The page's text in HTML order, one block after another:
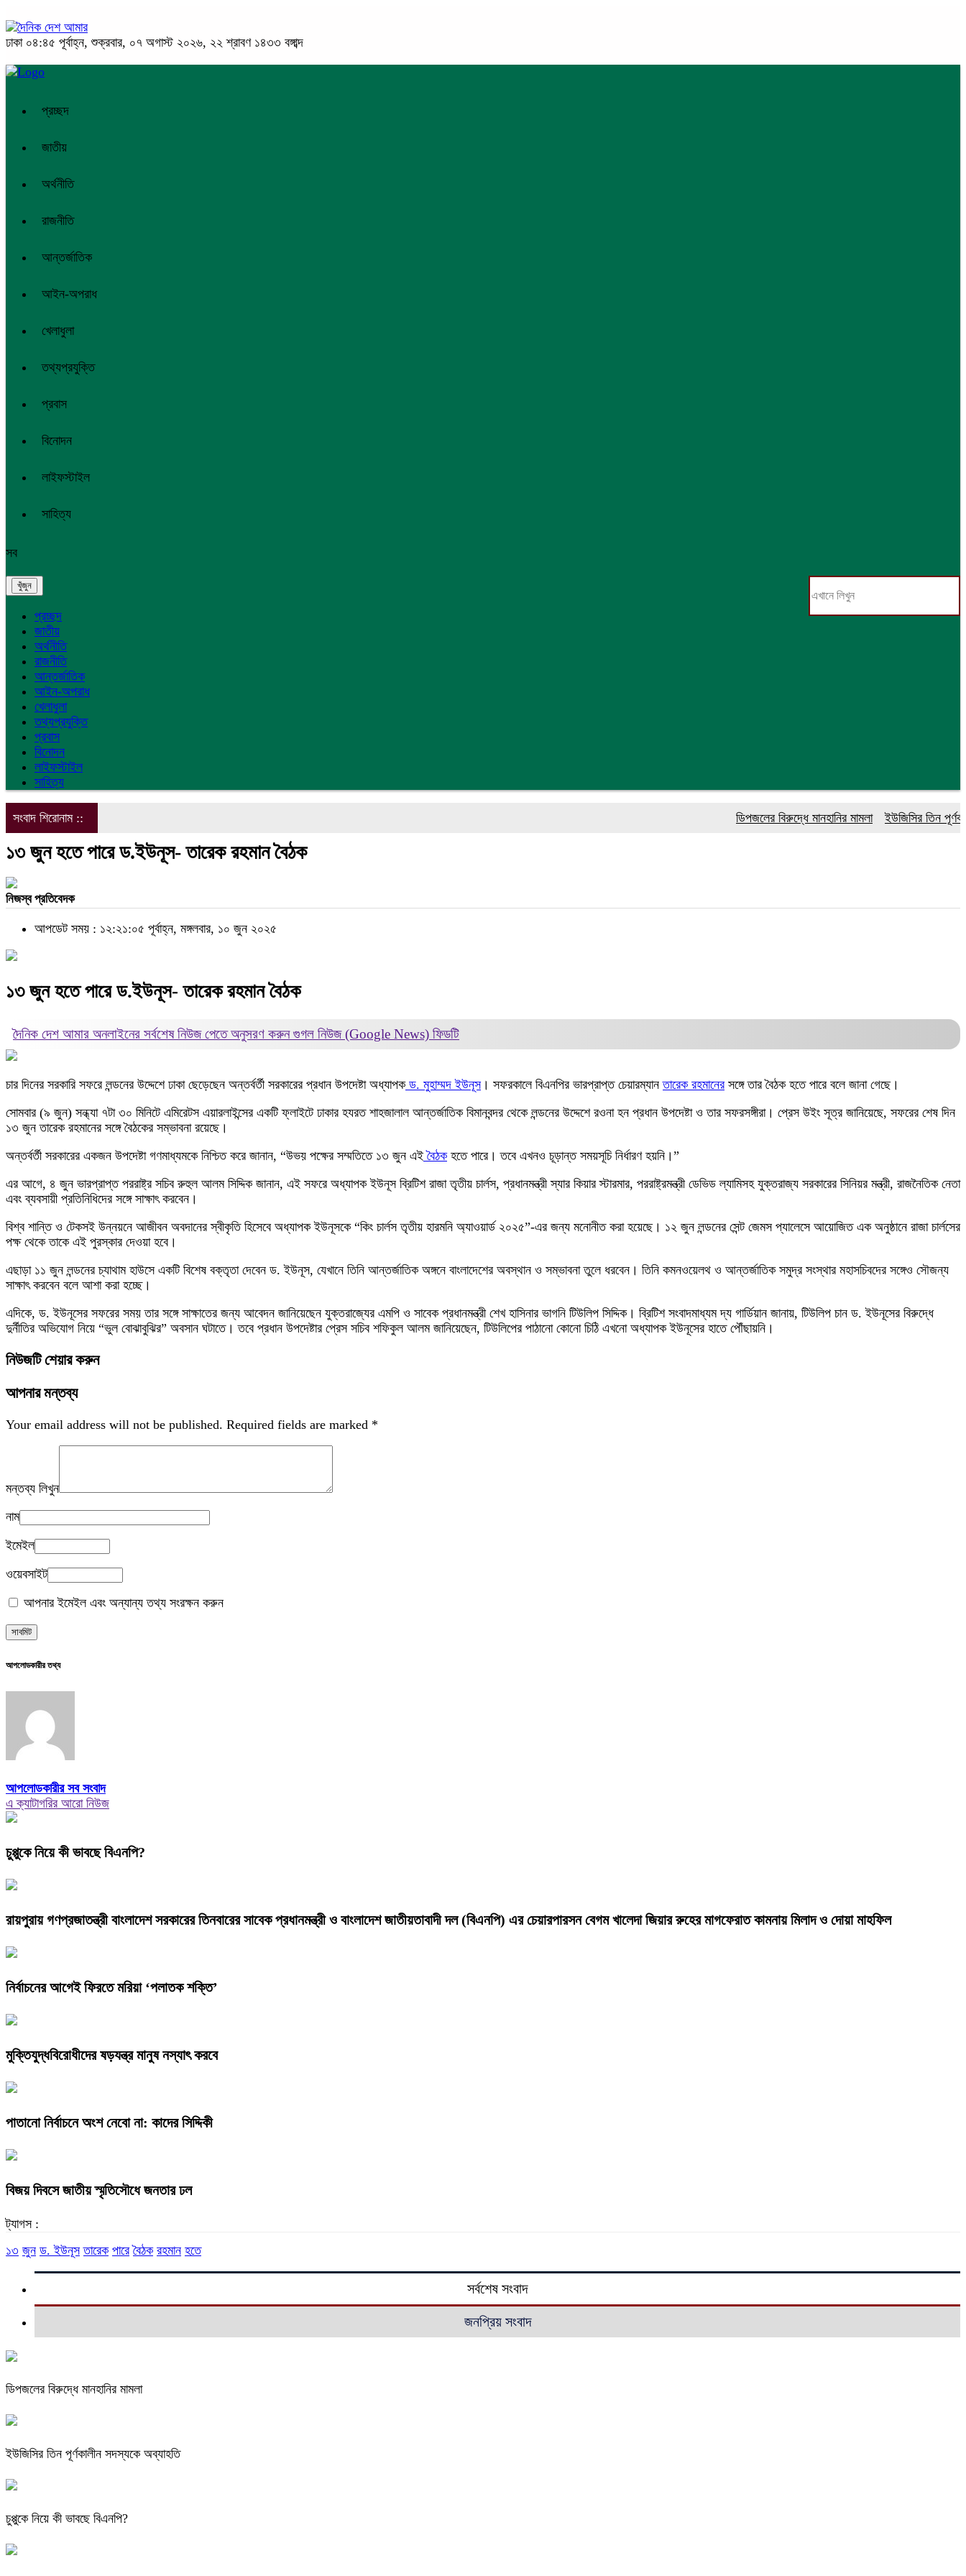
ঢাকা ০৪:৪৫ পূর্বাহ্ন, শুক্রবার, ০৭ অগাস্ট ২০২৬, ২২ শ্রাবণ ১৪৩৩ বঙ্গাব্দ
প্রচ্ছদ
জাতীয়
অর্থনীতি
রাজনীতি
আন্তর্জাতিক
আইন-অপরাধ
খেলাধুলা
তথ্যপ্রযুক্তি
প্রবাস
বিনোদন
লাইফস্টাইল
সাহিত্য
সব
প্রচ্ছদ
জাতীয়
অর্থনীতি
রাজনীতি
আন্তর্জাতিক
আইন-অপরাধ
খেলাধুলা
তথ্যপ্রযুক্তি
প্রবাস
বিনোদন
লাইফস্টাইল
সাহিত্য
সংবাদ শিরোনাম :: ডিপজলের বিরুদ্ধে মানহানির মামলা ইউজিসির তিন পূর্ণকালীন
১৩ জুন হতে পারে ড.ইউনূস- তারেক রহমান বৈঠক
নিজস্ব প্রতিবেদক
আপডেট সময় : ১২:২১:০৫ পূর্বাহ্ন, মঙ্গলবার, ১০ জুন ২০২৫
১৩ জুন হতে পারে ড.ইউনূস- তারেক রহমান বৈঠক
দৈনিক দেশ আমার অনলাইনের সর্বশেষ নিউজ পেতে অনুসরণ করুনগুগল নিউজ (Google News) ফিডটি
চার দিনের সরকারি সফরে লন্ডনের উদ্দেশে ঢাকা ছেড়েছেন অন্তর্বর্তী সরকারের প্রধান উপদেষ্টা অধ্যাপকড. মুহাম্মদ ইউনূস। সফরকালে বিএনপির ভারপ্রাপ্ত চেয়ারম্যানতারেক রহমানেরসঙ্গে তার বৈঠক হতে পারে বলে জানা গেছে।
সোমবার (৯ জুন) সন্ধ্যা ৭টা ৩০ মিনিটে এমিরেটস এয়ারলাইন্সের একটি ফ্লাইটে ঢাকার হযরত শাহজালাল আন্তর্জাতিক বিমানবন্দর থেকে লন্ডনের উদ্দেশে রওনা হন প্রধান উপদেষ্টা ও তার সফরসঙ্গীরা। প্রেস উইং সূত্র জানিয়েছে, সফরের শেষ দিন
১৩ জুন তারেক রহমানের সঙ্গে বৈঠকের সম্ভাবনা রয়েছে।
অন্তর্বর্তী সরকারের একজন উপদেষ্টা গণমাধ্যমকে নিশ্চিত করে জানান, “উভয় পক্ষের সম্মতিতে ১৩ জুন এইবৈঠকহতে পারে। তবে এখনও চূড়ান্ত সময়সূচি নির্ধারণ হয়নি।”
এর আগে, ৪ জুন ভারপ্রাপ্ত পররাষ্ট্র সচিব রুহুল আলম সিদ্দিক জানান, এই সফরে অধ্যাপক ইউনূস ব্রিটিশ রাজা তৃতীয় চার্লস, প্রধানমন্ত্রী স্যার কিয়ার স্টারমার, পররাষ্ট্রমন্ত্রী ডেভিড ল্যামিসহ যুক্তরাজ্য সরকারের সিনিয়র মন্ত্রী, রাজনৈতিক নেতা
এবং ব্যবসায়ী প্রতিনিধিদের সঙ্গে সাক্ষাৎ করবেন।
বিশ্ব শান্তি ও টেকসই উন্নয়নে আজীবন অবদানের স্বীকৃতি হিসেবে অধ্যাপক ইউনূসকে “কিং চার্লস তৃতীয় হারমনি অ্যাওয়ার্ড ২০২৫”-এর জন্য মনোনীত করা হয়েছে। ১২ জুন লন্ডনের সেন্ট জেমস প্যালেসে আয়োজিত এক অনুষ্ঠানে রাজা চার্লসের
পক্ষ থেকে তাকে এই পুরস্কার দেওয়া হবে।
এছাড়া ১১ জুন লন্ডনের চ্যাথাম হাউসে একটি বিশেষ বক্তৃতা দেবেন ড. ইউনূস, যেখানে তিনি আন্তর্জাতিক অঙ্গনে বাংলাদেশের অবস্থান ও সম্ভাবনা তুলে ধরবেন। তিনি কমনওয়েলথ ও আন্তর্জাতিক সমুদ্র সংস্থার মহাসচিবদের সঙ্গেও সৌজন্য
সাক্ষাৎ করবেন বলে আশা করা হচ্ছে।
এদিকে, ড. ইউনূসের সফরের সময় তার সঙ্গে সাক্ষাতের জন্য আবেদন জানিয়েছেন যুক্তরাজ্যের এমপি ও সাবেক প্রধানমন্ত্রী শেখ হাসিনার ভাগনি টিউলিপ সিদ্দিক। ব্রিটিশ সংবাদমাধ্যম দ্য গার্ডিয়ান জানায়, টিউলিপ চান ড. ইউনূসের বিরুদ্ধে
দুর্নীতির অভিযোগ নিয়ে “ভুল বোঝাবুঝির” অবসান ঘটাতে। তবে প্রধান উপদেষ্টার প্রেস সচিব শফিকুল আলম জানিয়েছেন, টিউলিপের পাঠানো কোনো চিঠি এখনো অধ্যাপক ইউনূসের হাতে পৌঁছায়নি।
নিউজটি শেয়ার করুন
আপনার মন্তব্য
Your email address will not be published. Required fields are marked *
মন্তব্য লিখুন
নাম
ইমেইল
ওয়েবসাইট
আপনার ইমেইল এবং অন্যান্য তথ্য সংরক্ষন করুন
আপলোডকারীর তথ্য
আপলোডকারীর সব সংবাদ
এ ক্যাটাগরির আরো নিউজ
চুপ্পুকে নিয়ে কী ভাবছে বিএনপি?
রায়পুরায় গণপ্রজাতন্ত্রী বাংলাদেশ সরকারের তিনবারের সাবেক প্রধানমন্ত্রী ও বাংলাদেশ জাতীয়তাবাদী দল (বিএনপি) এর চেয়ারপারসন বেগম খালেদা জিয়ার রুহের মাগফেরাত কামনায় মিলাদ ও দোয়া মাহফিল
নির্বাচনের আগেই ফিরতে মরিয়া ‘পলাতক শক্তি’
মুক্তিযুদ্ধবিরোধীদের ষড়যন্ত্র মানুষ নস্যাৎ করবে
পাতানো নির্বাচনে অংশ নেবো না: কাদের সিদ্দিকী
বিজয় দিবসে জাতীয় স্মৃতিসৌধে জনতার ঢল
ট্যাগস :
১৩ জুন ড. ইউনূস তারেক পারে বৈঠক রহমান হতে
সর্বশেষ সংবাদ
জনপ্রিয় সংবাদ
ডিপজলের বিরুদ্ধে মানহানির মামলা
ইউজিসির তিন পূর্ণকালীন সদস্যকে অব্যাহতি
চুপ্পুকে নিয়ে কী ভাবছে বিএনপি?